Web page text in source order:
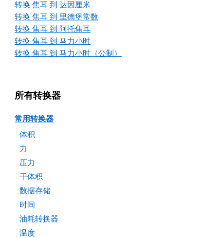
转换 焦耳 到 达因厘米
转换 焦耳 到 里德堡常数
转换 焦耳 到 阿托焦耳
转换 焦耳 到 马力小时
转换 焦耳 到 马力小时（公制）
所有转换器
常用转换器
体积
力
压力
干体积
数据存储
时间
油耗转换器
温度